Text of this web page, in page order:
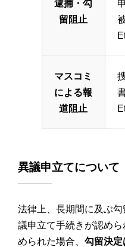
逮捕・勾
留阻止
マスコミ
による報
道阻止
異議申立てについて
法律上、長期間に及ぶ勾
議申立て手続きが認め
められた場合、 勾留決定